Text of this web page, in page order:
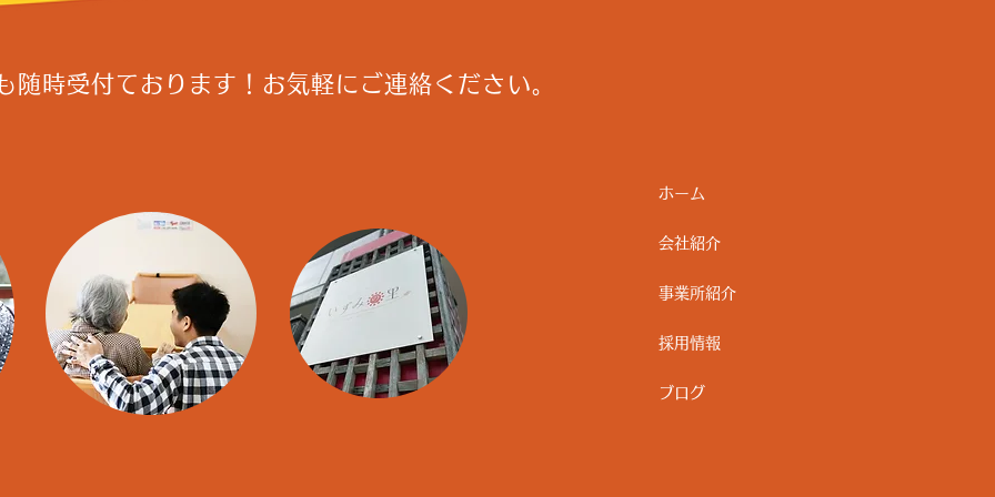
随時受付ております！ ​お気軽にご連絡ください。
ホーム
会社紹介
事業所紹介
採用情報
ブログ